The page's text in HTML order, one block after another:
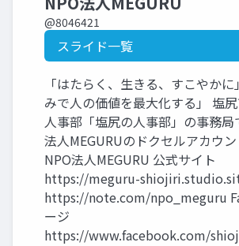
@8046421
スライド一覧
「はたらく、生きる、すこやか
みで人の価値を最大化する」 塩
人事部「塩尻の人事部」の事務局
法人MEGURUのドクセルアカウン
NPO法人MEGURU 公式サイト
https://meguru-
https://note.com/npo_meguru
ージ
https://www.facebook.com/